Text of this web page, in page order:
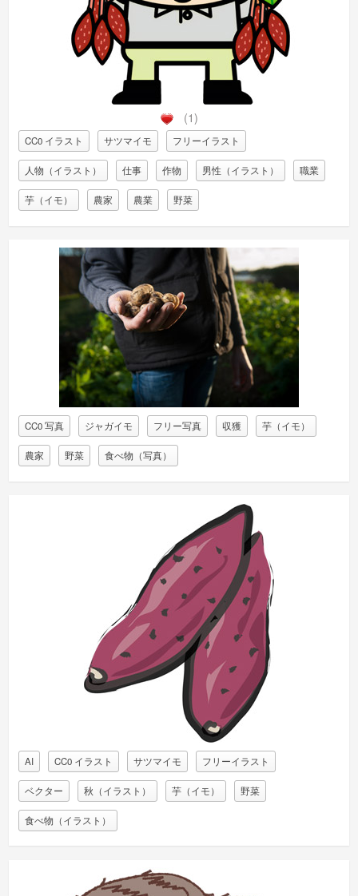
(1)
CC0 イラスト サツマイモ フリーイラスト
人物（イラスト） 仕事 作物 男性（イラスト） 職業
芋（イモ） 農家 農業 野菜
CC0 写真 ジャガイモ フリー写真 収獲 芋（イモ）
農家 野菜 食べ物（写真）
AI CC0 イラスト サツマイモ フリーイラスト
ベクター 秋（イラスト） 芋（イモ） 野菜
食べ物（イラスト）